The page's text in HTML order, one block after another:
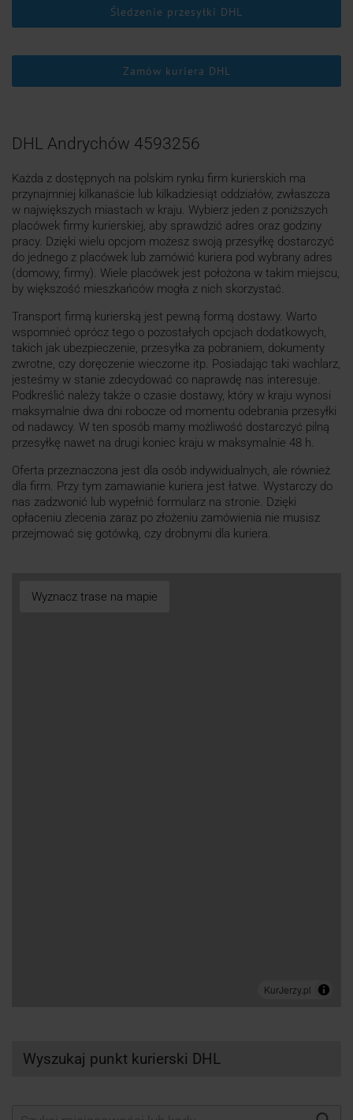
Śledzenie przesyłki DHL
Zamów kuriera DHL
DHL Andrychów 4593256
Każda z dostępnych na polskim rynku firm kurierskich ma
przynajmniej kilkanaście lub kilkadziesiąt oddziałów, zwłaszcza
w największych miastach w kraju. Wybierz jeden z poniższych
placówek firmy kurierskiej, aby sprawdzić adres oraz godziny
pracy. Dzięki wielu opcjom możesz swoją przesyłkę dostarczyć
do jednego z placówek lub zamówić kuriera pod wybrany adres
(domowy, firmy). Wiele placówek jest położona w takim miejscu,
by większość mieszkańców mogła z nich skorzystać.
Transport firmą kurierską jest pewną formą dostawy. Warto
wspomnieć oprócz tego o pozostałych opcjach dodatkowych,
takich jak ubezpieczenie, przesyłka za pobraniem, dokumenty
zwrotne, czy doręczenie wieczorne itp. Posiadając taki wachlarz,
jesteśmy w stanie zdecydować co naprawdę nas interesuje.
Podkreślić należy także o czasie dostawy, który w kraju wynosi
maksymalnie dwa dni robocze od momentu odebrania przesyłki
od nadawcy. W ten sposób mamy możliwość dostarczyć pilną
przesyłkę nawet na drugi koniec kraju w maksymalnie 48 h.
Oferta przeznaczona jest dla osób indywidualnych, ale również
dla firm. Przy tym zamawianie kuriera jest łatwe. Wystarczy do
nas zadzwonić lub wypełnić formularz na stronie. Dzięki
opłaceniu zlecenia zaraz po złożeniu zamówienia nie musisz
przejmować się gotówką, czy drobnymi dla kuriera.
Wyznacz trase na mapie
Wyszukaj punkt kurierski DHL